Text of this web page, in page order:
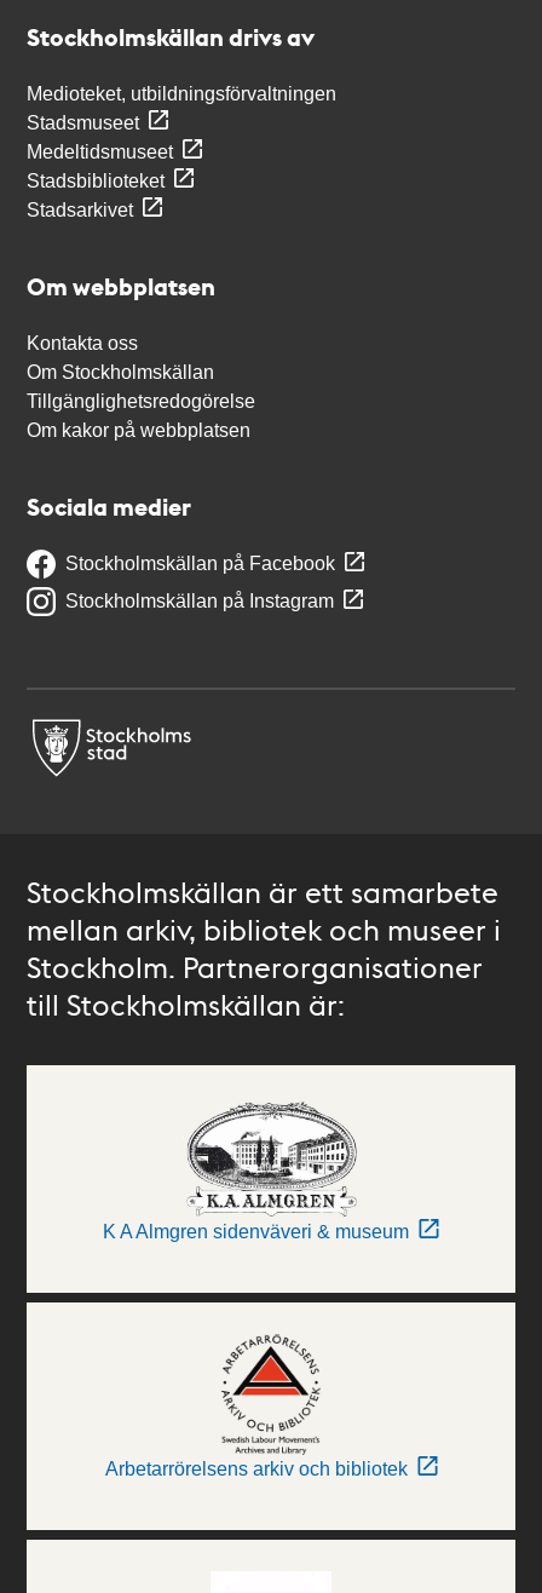
Stockholmskällan drivs av
Medioteket, utbildningsförvaltningen
Stadsmuseet
Medeltidsmuseet
Stadsbiblioteket
Stadsarkivet
Om webbplatsen
Kontakta oss
Om Stockholmskällan
Tillgänglighetsredogörelse
Om kakor på webbplatsen
Sociala medier
Stockholmskällan på Facebook
Stockholmskällan på Instagram
Stockholmskällan är ett samarbete
mellan arkiv, bibliotek och museer i
Stockholm. Partnerorganisationer
till Stockholmskällan är:
K A Almgren sidenväveri & museum
Arbetarrörelsens arkiv och bibliotek